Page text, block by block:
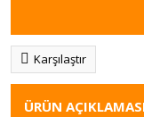
Karşılaştır
ÜRÜN